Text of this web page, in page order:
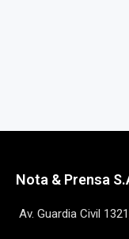
Nota & Prensa
Av. Guardia Civil